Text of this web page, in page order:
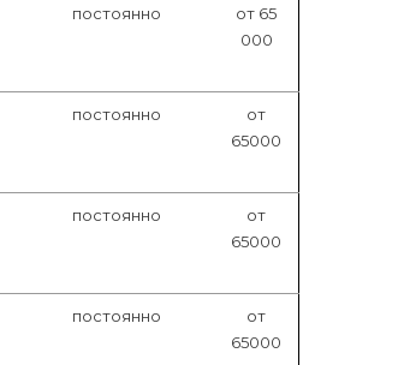
постоянно
от 65
000
постоянно
от
65000
постоянно
от
65000
постоянно
от
65000